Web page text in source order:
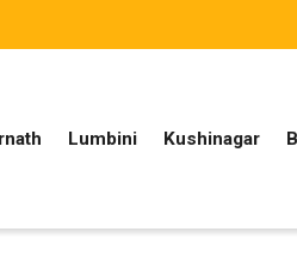
Lumbini Kushinagar